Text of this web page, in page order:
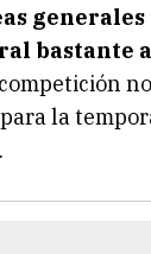
generales
bastante
la